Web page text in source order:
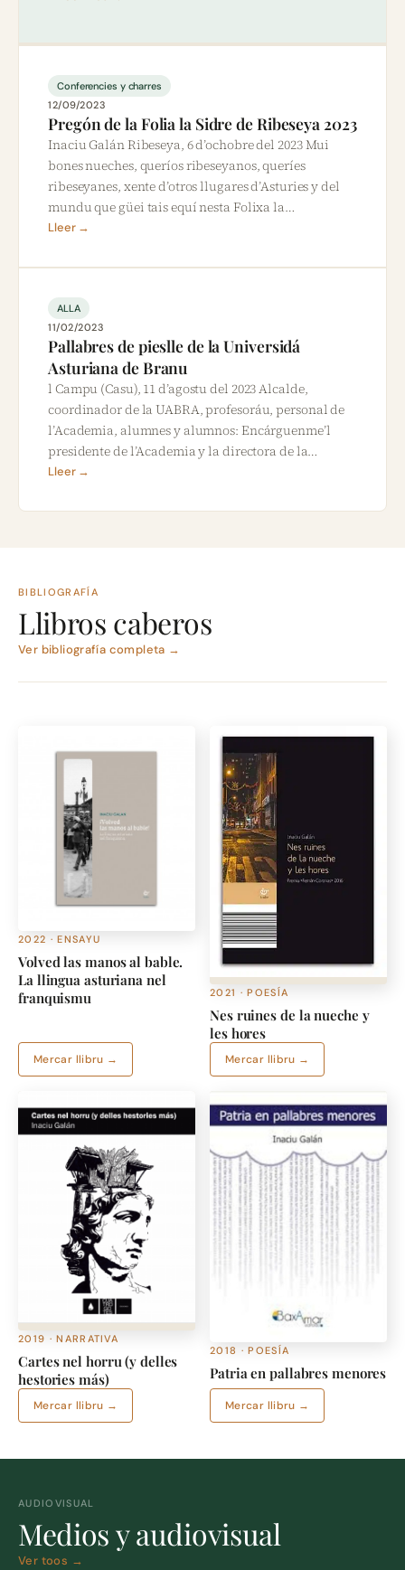
Conferencies y charres
12/09/2023
Pregón de la Folia la Sidre de Ribeseya 2023
Inaciu Galán Ribeseya, 6 d’ochobre del 2023 Mui
bones nueches, queríos ribeseyanos, queríes
ribeseyanes, xente d’otros llugares d’Asturies y del
mundu que güei tais equí nesta Folixa la…
Lleer →
ALLA
11/02/2023
Pallabres de pieslle de la Universidá
Asturiana de Branu
l Campu (Casu), 11 d’agostu del 2023 Alcalde,
coordinador de la UABRA, profesoráu, personal de
l’Academia, alumnes y alumnos: Encárguenme’l
presidente de l’Academia y la directora de la…
Lleer →
BIBLIOGRAFÍA
Llibros caberos
Ver bibliografía completa →
2022 · ENSAYU
Volved las manos al bable.
La llingua asturiana nel
franquismu
Mercar llibru →
2021 · POESÍA
Nes ruines de la nueche y
les hores
Mercar llibru →
2019 · NARRATIVA
Cartes nel horru (y delles
hestories más)
Mercar llibru →
2018 · POESÍA
Patria en pallabres menores
Mercar llibru →
AUDIOVISUAL
Medios y audiovisual
Ver toos →